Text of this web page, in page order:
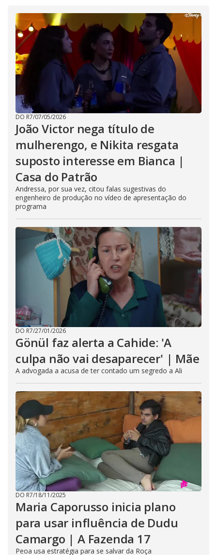
DO R7/07/05/2026
João Victor nega título de
mulherengo, e Nikita resgata
suposto interesse em Bianca |
Casa do Patrão
Andressa, por sua vez, citou falas sugestivas do
engenheiro de produção no vídeo de apresentação do
programa
DO R7/27/01/2026
Gönül faz alerta a Cahide: 'A
culpa não vai desaparecer' | Mãe
A advogada a acusa de ter contado um segredo a Ali
DO R7/18/11/2025
Maria Caporusso inicia plano
para usar influência de Dudu
Camargo | A Fazenda 17
Peoa usa estratégia para se salvar da Roça